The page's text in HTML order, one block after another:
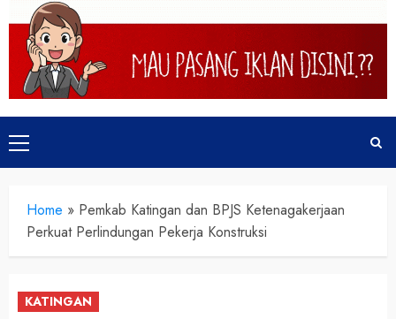
Primary
Menu
Home » Pemkab Katingan dan BPJS Ketenagakerjaan
Perkuat Perlindungan Pekerja Konstruksi
KATINGAN